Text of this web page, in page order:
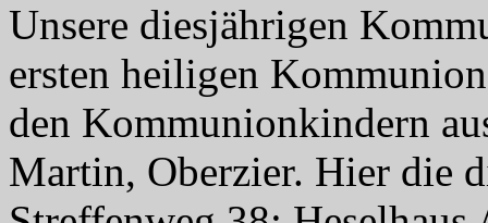
Unsere diesjährigen
ersten heiligen
den Kommunionkindern
Martin, Oberzier. Hier die